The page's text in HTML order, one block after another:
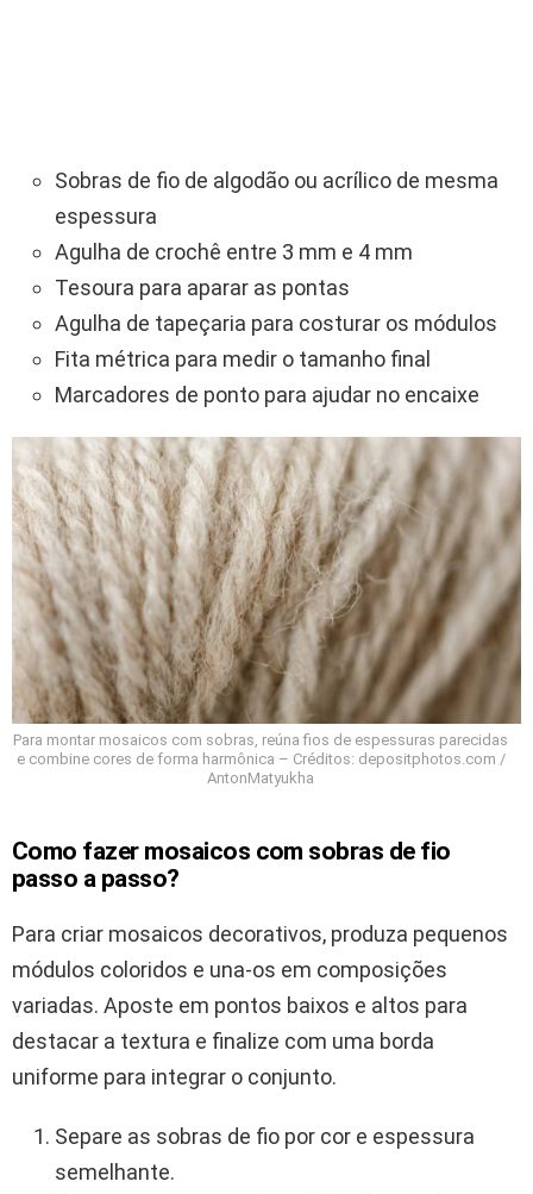
Sobras de fio de algodão ou acrílico de mesma
espessura
Agulha de crochê entre 3 mm e 4 mm
Tesoura para aparar as pontas
Agulha de tapeçaria para costurar os módulos
Fita métrica para medir o tamanho final
Marcadores de ponto para ajudar no encaixe
Para montar mosaicos com sobras, reúna fios de espessuras parecidas
e combine cores de forma harmônica – Créditos: depositphotos.com /
AntonMatyukha
Como fazer mosaicos com sobras de fio
passo a passo?
Para criar mosaicos decorativos, produza pequenos
módulos coloridos e una-os em composições
variadas. Aposte em pontos baixos e altos para
destacar a textura e finalize com uma borda
uniforme para integrar o conjunto.
Separe as sobras de fio por cor e espessura
semelhante.